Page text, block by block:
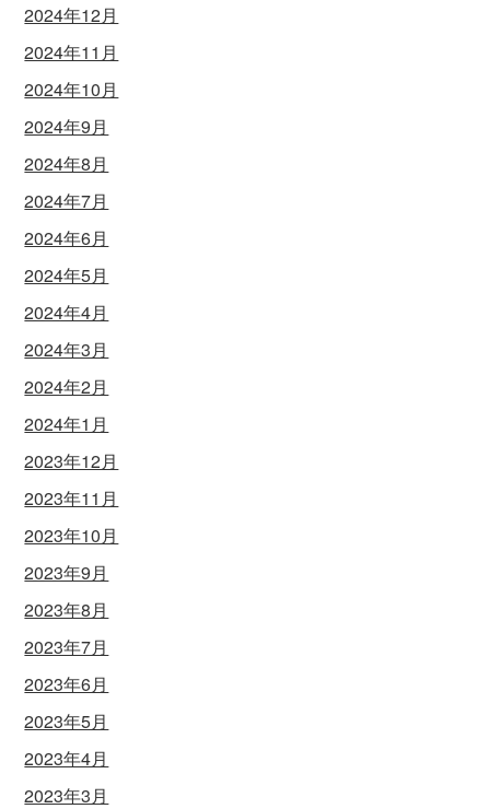
2024年12月
2024年11月
2024年10月
2024年9月
2024年8月
2024年7月
2024年6月
2024年5月
2024年4月
2024年3月
2024年2月
2024年1月
2023年12月
2023年11月
2023年10月
2023年9月
2023年8月
2023年7月
2023年6月
2023年5月
2023年4月
2023年3月